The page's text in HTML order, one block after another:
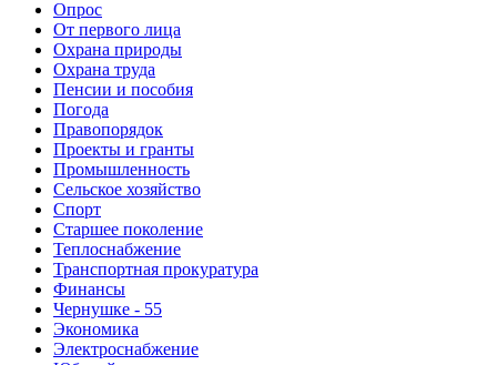
Опрос
От первого лица
Охрана природы
Охрана труда
Пенсии и пособия
Погода
Правопорядок
Проекты и гранты
Промышленность
Сельское хозяйство
Спорт
Старшее поколение
Теплоснабжение
Транспортная прокуратура
Финансы
Чернушке - 55
Экономика
Электроснабжение